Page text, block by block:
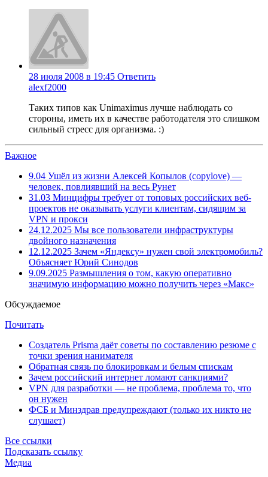
28 июля 2008 в 19:45 Ответить
alexf2000
Таких типов как Unimaximus лучше наблюдать со
стороны, иметь их в качестве работодателя это слишком
сильный стресс для организма. :)
Важное
9.04 Ушёл из жизни Алексей Копылов (copylove) —
человек, повлиявший на весь Рунет
31.03 Минцифры требует от топовых российских веб-
проектов не оказывать услуги клиентам, сидящим за
VPN и прокси
24.12.2025 Мы все пользователи инфраструктуры
двойного назначения
12.12.2025 Зачем «Яндексу» нужен свой электромобиль?
Объясняет Юрий Синодов
9.09.2025 Размышления о том, какую оперативно
значимую информацию можно получить через «Макс»
Обсуждаемое
Почитать
Создатель Prisma даёт советы по составлению резюме с
точки зрения нанимателя
Обратная связь по блокировкам и белым спискам
Зачем российский интернет ломают санкциями?
VPN для разработки — не проблема, проблема то, что
он нужен
ФСБ и Минздрав предупреждают (только их никто не
слушает)
Все ссылки
Подсказать ссылку
Медиа